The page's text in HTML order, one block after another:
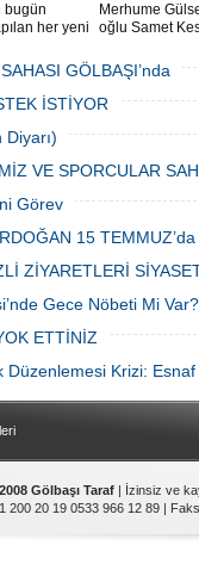
bugün
her yeni
Merhume
oğlu Samet
önünde lokma
Düzenlenen
temsilci, sivil
GÖLBAŞI’nda
İSTİYOR
VE SPORCULAR
Görev
15 TEMMUZ’da
ZİYARETLERİ
Gece Nöbeti Mi Var?
ETTİNİZ
Düzenlemesi Krizi: Esnaf
Gölbaşı Taraf | İzinsiz ve
200 20 19 0533 966 12 89 |